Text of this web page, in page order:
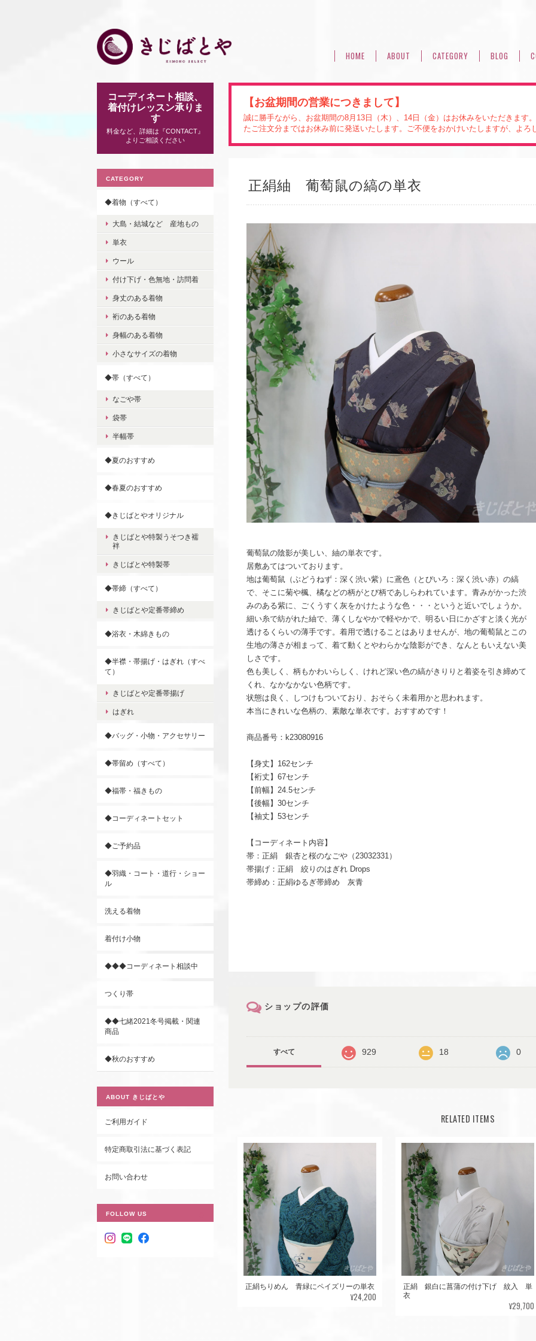
HOME ABOUT CATEGORY BLOG
【お盆期間の営業につきまして】
誠に勝手ながら、お盆期間の8月13日（木）、14日（金）はお休みをいただきます
たご注文分まではお休み前に発送いたします。ご不便をおかけいたしますが、よろ
正絹紬 葡萄鼠の縞の単衣
葡萄鼠の陰影が美しい、紬の単衣です。
居敷あてはついております。
地は葡萄鼠（ぶどうねず：深く渋い紫）に鳶色（とびいろ：深く渋い赤）の縞
で、そこに菊や楓、橘などの柄がとび柄であしらわれています。青みがかった渋
みのある紫に、ごくうすく灰をかけたような色・・・というと近いでしょうか。
細い糸で紡がれた紬で、薄くしなやかで軽やかで、明るい日にかざすと淡く光が
透けるくらいの薄手です。着用で透けることはありませんが、地の葡萄鼠とこの
生地の薄さが相まって、着て動くとやわらかな陰影ができ、なんともいえない美
しさです。
色も美しく、柄もかわいらしく、けれど深い色の縞がきりりと着姿を引き締めて
くれ、なかなかない色柄です。
状態は良く、しつけもついており、おそらく未着用かと思われます。
本当にきれいな色柄の、素敵な単衣です。おすすめです！
商品番号：k23080916
【身丈】162センチ
【裄丈】67センチ
【前幅】24.5センチ
【後幅】30センチ
【袖丈】53センチ
【コーディネート内容】
帯：正絹 銀杏と桜のなごや（23032331）
帯揚げ：正絹 絞りのはぎれ Drops
帯締め：正絹ゆるぎ帯締め 灰青
ショップの評価
すべて 929 18 0
RELATED ITEMS
正絹ちりめん 青緑にペイズリーの単衣
¥24,200
正絹 銀白に菖蒲の付け下げ 紋入 単
衣
¥29,700
コーディネート相談、
着付けレッスン承りま
す
料金など、詳細は『CONTACT』
よりご相談ください
CATEGORY
◆着物（すべて）
大島・結城など 産地もの
単衣
ウール
付け下げ・色無地・訪問着
身丈のある着物
裄のある着物
身幅のある着物
小さなサイズの着物
◆帯（すべて）
なごや帯
袋帯
半幅帯
◆夏のおすすめ
◆春夏のおすすめ
◆きじばとやオリジナル
きじばとや特製うそつき襦
袢
きじばとや特製帯
◆帯締（すべて）
きじばとや定番帯締め
◆浴衣・木綿きもの
◆半襟・帯揚げ・はぎれ（すべ
て）
きじばとや定番帯揚げ
はぎれ
◆バッグ・小物・アクセサリー
◆帯留め（すべて）
◆福帯・福きもの
◆コーディネートセット
◆ご予約品
◆羽織・コート・道行・ショー
ル
洗える着物
着付け小物
◆◆◆コーディネート相談中
つくり帯
◆◆七緒2021冬号掲載・関連
商品
◆秋のおすすめ
ABOUT きじばとや
ご利用ガイド
特定商取引法に基づく表記
お問い合わせ
FOLLOW US